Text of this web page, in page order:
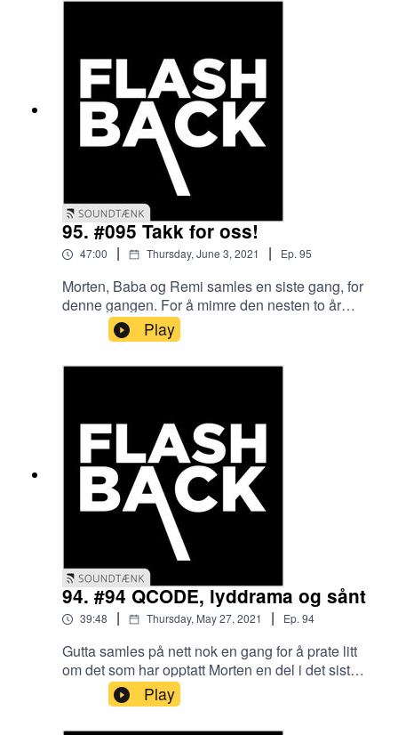
95. #095 Takk for oss!
47:00 | Thursday, June 3, 2021 | Ep. 95
Morten, Baba og Remi samles en siste gang, for
denne gangen. For å mimre den nesten to år
lange reisen. Takk til alle lyttere, alle involverte i
Soundtænk og alle gjester vi har hatt på
podcasten.Takk for oss! <3
Play
94. #94 QCODE, lyddrama og sånt
39:48 | Thursday, May 27, 2021 | Ep.94
Gutta samles på nett nok en gang for å prate litt
om det som har opptatt Morten en del i det siste -
nemlig drama podcasts, eller radioteater eller
lyddrama om du vil. Godt lytt! Lenker:
https://7lamb.com/ https://qcodemedia.com/
Play